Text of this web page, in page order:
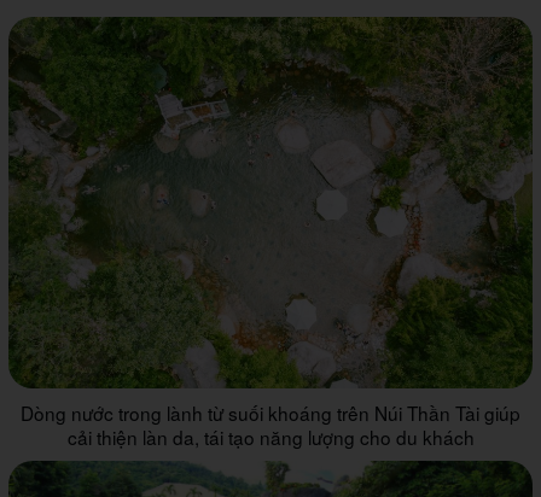
Dòng nước trong lành từ suối khoáng trên Núi Thần Tài giúp
cải thiện làn da, tái tạo năng lượng cho du khách